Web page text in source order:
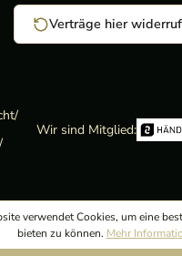
Verträge hier
/
/
Wir sind Mitglied:
verwendet Cookies, um eine
bieten zu können. Mehr